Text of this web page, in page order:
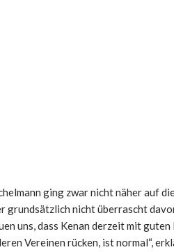
ging zwar nicht näher auf
grundsätzlich nicht überrascht
uns, dass Kenan derzeit mit
Vereinen rücken, ist normal“,